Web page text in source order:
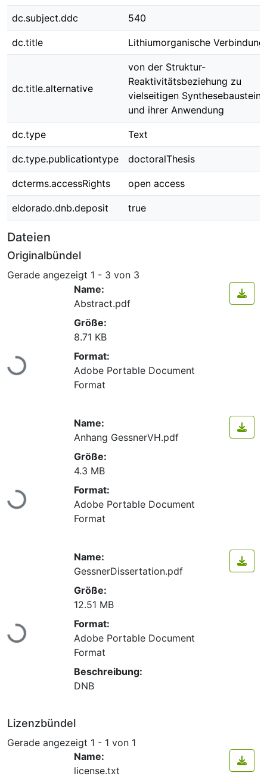
dc.subject.ddc 540
dc.title Lithiumorganische
dc.title.alternative
von der Struktur-
Reaktivitätsbeziehung zu
vielseitigen
und ihrer Anwendung
dc.type Text
dc.type.publicationtype doctoralThesis
dcterms.accessRights open access
eldorado.dnb.deposit true
Dateien
Originalbündel
Gerade angezeigt 1 - 3 von 3
Lade...
Name:
Abstract.pdf
Größe:
8.71 KB
Format:
Adobe Portable Document
Format
Lade...
Name:
Anhang GessnerVH.pdf
Größe:
4.3 MB
Format:
Adobe Portable Document
Format
Lade...
Name:
GessnerDissertation.pdf
Größe:
12.51 MB
Format:
Adobe Portable Document
Format
Beschreibung:
DNB
Lizenzbündel
Gerade angezeigt 1 - 1 von 1
Name:
license.txt